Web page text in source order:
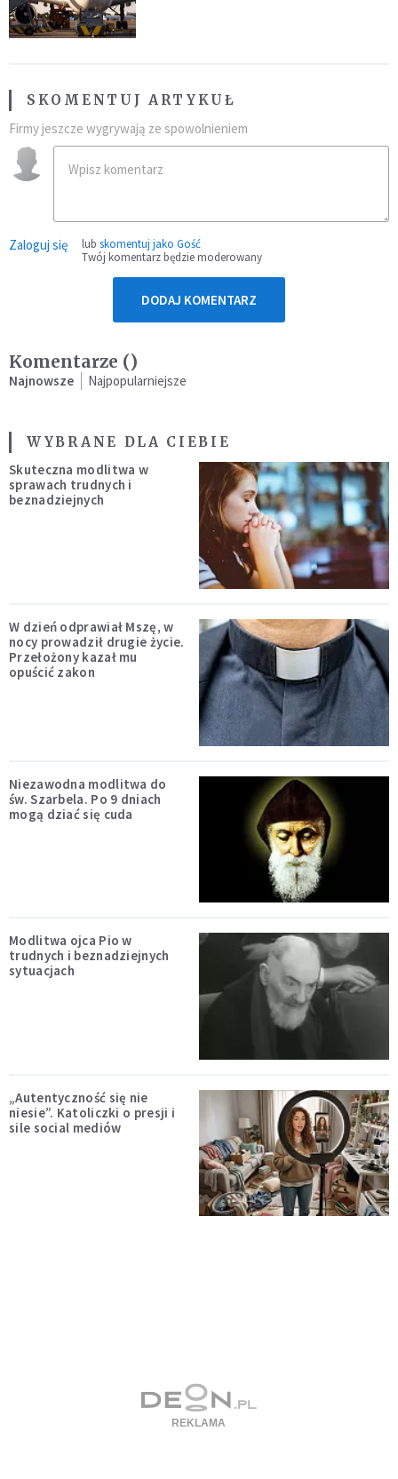
SKOMENTUJ ARTYKUŁ
Firmy jeszcze wygrywają ze spowolnieniem
Zaloguj się lub skomentuj jako Gość
Twój komentarz będzie moderowany
DODAJ KOMENTARZ
Komentarze ()
Najnowsze Najpopularniejsze
WYBRANE DLA CIEBIE
Skuteczna modlitwa w
sprawach trudnych i
beznadziejnych
W dzień odprawiał Mszę, w
nocy prowadził drugie życie.
Przełożony kazał mu
opuścić zakon
Niezawodna modlitwa do
św. Szarbela. Po 9 dniach
mogą dziać się cuda
Modlitwa ojca Pio w
trudnych i beznadziejnych
sytuacjach
„Autentyczność się nie
niesie”. Katoliczki o presji i
sile social mediów